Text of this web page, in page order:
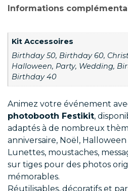
Informations
Kit Accessoires
Birthday 50, Birthday 60,
Halloween, Party, Wedding,
Birthday 40
Animez votre événement
photobooth Festikit,
adaptés à de nombreux
anniversaire, Noël,
Lunettes, moustaches,
sur tiges pour des photos
mémorables.
Réutilisables, décoratifs et